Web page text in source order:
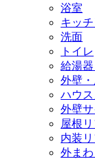
浴室
キッ
洗面
トイレ
給湯
外壁
ハウ
外壁
屋根
内装
外ま